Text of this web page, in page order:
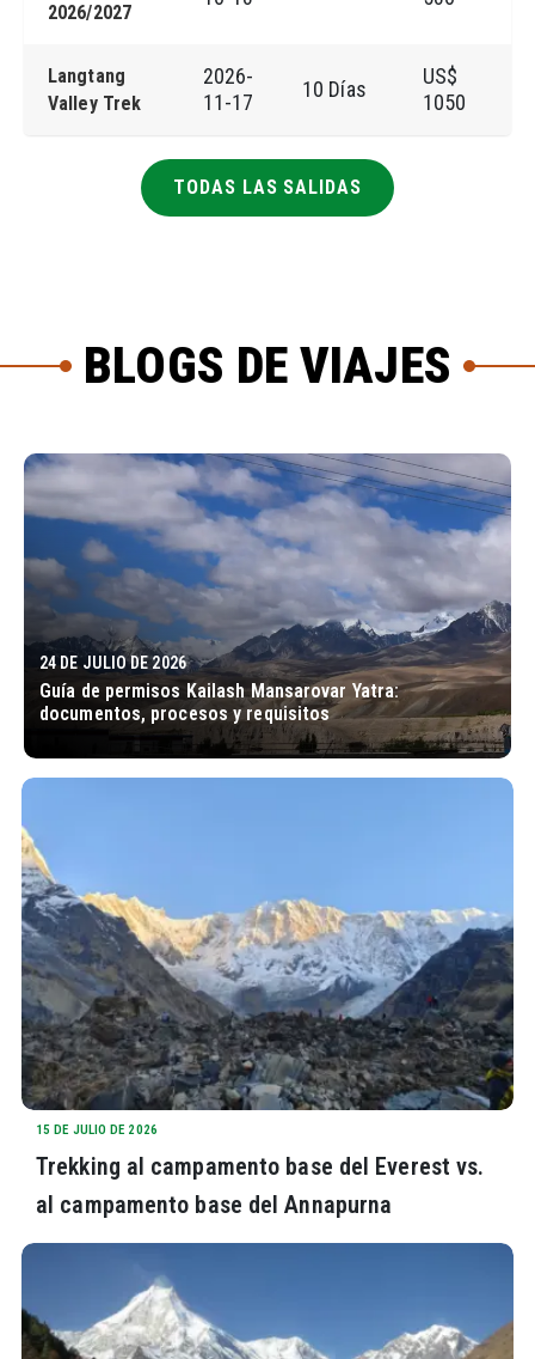
2026/2027
Langtang
Valley Trek
2026-
11-17
10 Días
US$
1050
TODAS LAS SALIDAS
BLOGS DE VIAJES
24 DE JULIO DE 2026
Guía de permisos Kailash Mansarovar Yatra:
documentos, procesos y requisitos
15 DE JULIO DE 2026
Trekking al campamento base del Everest vs.
al campamento base del Annapurna